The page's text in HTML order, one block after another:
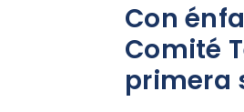
Con
Comité
primera